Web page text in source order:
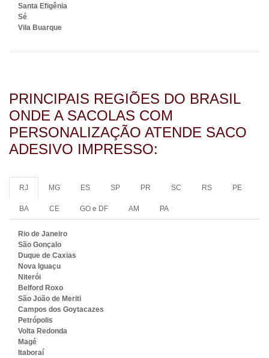
Santa Efigênia
Sé
Vila Buarque
PRINCIPAIS REGIÕES DO BRASIL
ONDE A SACOLAS COM
PERSONALIZAÇÃO ATENDE SACO
ADESIVO IMPRESSO:
RJ MG ES SP PR SC RS PE
BA CE GO e DF AM PA
Rio de Janeiro
São Gonçalo
Duque de Caxias
Nova Iguaçu
Niterói
Belford Roxo
São João de Meriti
Campos dos Goytacazes
Petrópolis
Volta Redonda
Magé
Itaboraí